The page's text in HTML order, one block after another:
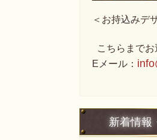
＜お持込みデ
こちらまで
Eメール：
新着情報